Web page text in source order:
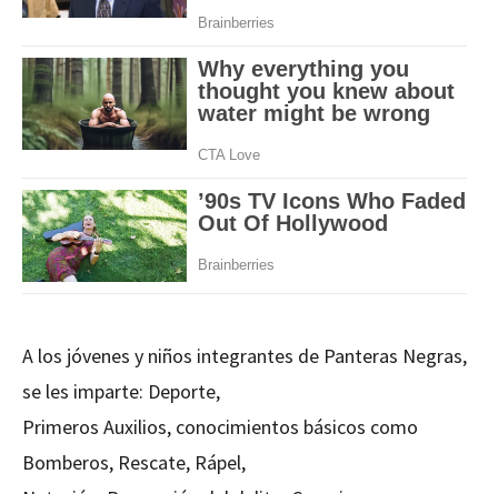
A los jóvenes y niños integrantes de Panteras Negras,
se les imparte: Deporte,
Primeros Auxilios, conocimientos básicos como
Bomberos, Rescate, Rápel,